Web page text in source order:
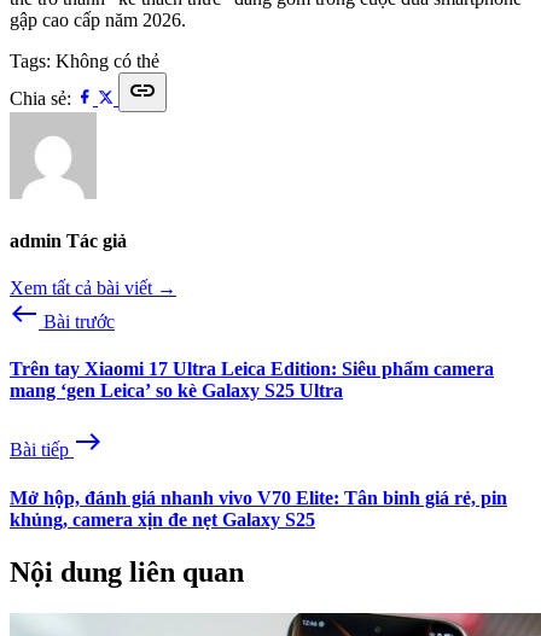
gập cao cấp năm 2026.
Tags: Không có thẻ
Chia sẻ:
link
admin Tác giả
Xem tất cả bài viết →
west Bài trước
Trên tay Xiaomi 17 Ultra Leica Edition: Siêu phẩm camera
mang ‘gen Leica’ so kè Galaxy S25 Ultra
Bài tiếp east
Mở hộp, đánh giá nhanh vivo V70 Elite: Tân binh giá rẻ, pin
khủng, camera xịn đe nẹt Galaxy S25
Nội dung liên quan